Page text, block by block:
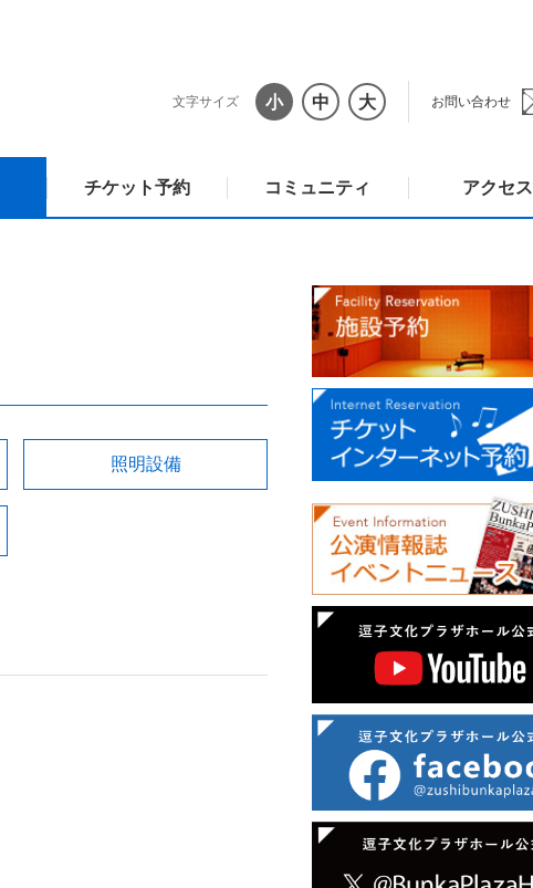
文字サイズ 小 中 大 お問い合わせ
チケット予約 コミュニティ アクセス
照明設備